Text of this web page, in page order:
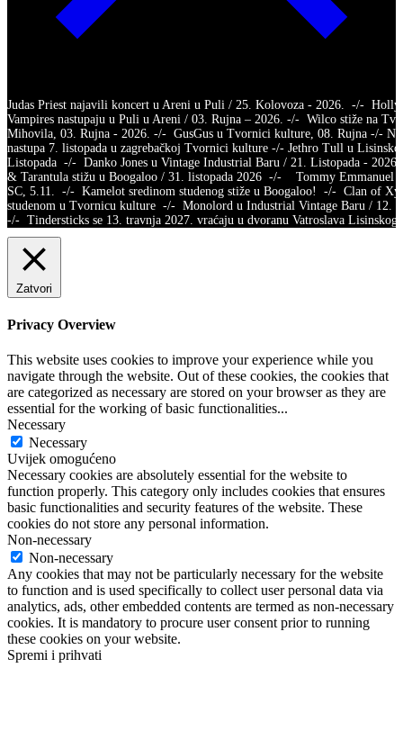
Judas Priest najavili koncert u Areni u Puli / 25. Kolovoza - 2026. -/-
Vampires nastupaju u Puli u Areni / 03. Rujna – 2026. -/- Wilco stiže na
Mihovila, 03. Rujna - 2026. -/- GusGus u Tvornici kulture, 08. Rujna -/-
nastupa 7. listopada u zagrebačkoj Tvornici kulture -/- Jethro Tull u
Listopada -/- Danko Jones u Vintage Industrial Baru / 21. Listopada -
& Tarantula stižu u Boogaloo / 31. listopada 2026 -/- Tommy Emmanuel
SC, 5.11. -/- Kamelot sredinom studenog stiže u Boogaloo! -/- Clan of
studenom u Tvornicu kulture -/- Monolord u Industrial Vintage Baru / 12.
-/- Tindersticks se 13. travnja 2027. vraćaju u dvoranu Vatroslava
Zatvori
Privacy Overview
This website uses cookies to improve your experience while you
navigate through the website. Out of these cookies, the cookies that
are categorized as necessary are stored on your browser as they are
essential for the working of basic functionalities...
Necessary
Necessary
Uvijek omogućeno
Necessary cookies are absolutely essential for the website to
function properly. This category only includes cookies that ensures
basic functionalities and security features of the website. These
cookies do not store any personal information.
Non-necessary
Non-necessary
Any cookies that may not be particularly necessary for the website
to function and is used specifically to collect user personal data via
analytics, ads, other embedded contents are termed as non-necessary
cookies. It is mandatory to procure user consent prior to running
these cookies on your website.
Spremi i prihvati